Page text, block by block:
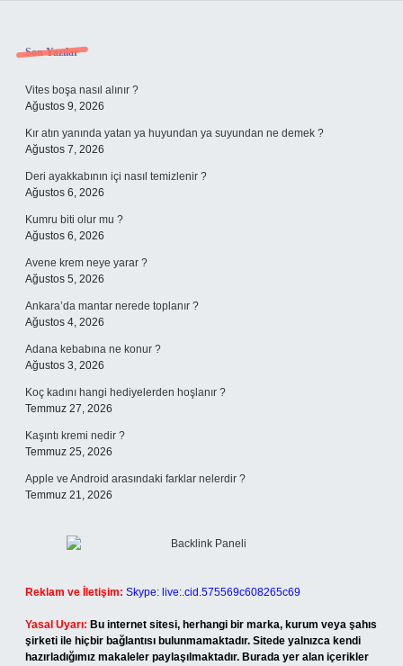
Sidebar
Son Yazılar
Vites boşa nasıl alınır ?
Ağustos 9, 2026
Kır atın yanında yatan ya huyundan ya suyundan ne demek ?
Ağustos 7, 2026
Deri ayakkabının içi nasıl temizlenir ?
Ağustos 6, 2026
Kumru biti olur mu ?
Ağustos 6, 2026
Avene krem neye yarar ?
Ağustos 5, 2026
Ankara’da mantar nerede toplanır ?
Ağustos 4, 2026
Adana kebabına ne konur ?
Ağustos 3, 2026
Koç kadını hangi hediyelerden hoşlanır ?
Temmuz 27, 2026
Kaşıntı kremi nedir ?
Temmuz 25, 2026
Apple ve Android arasındaki farklar nelerdir ?
Temmuz 21, 2026
Reklam ve İletişim: Skype: live:.cid.575569c608265c69
Yasal Uyarı: Bu internet sitesi, herhangi bir marka, kurum veya şahıs
şirketi ile hiçbir bağlantısı bulunmamaktadır. Sitede yalnızca kendi
hazırladığımız makaleler paylaşılmaktadır. Burada yer alan içerikler